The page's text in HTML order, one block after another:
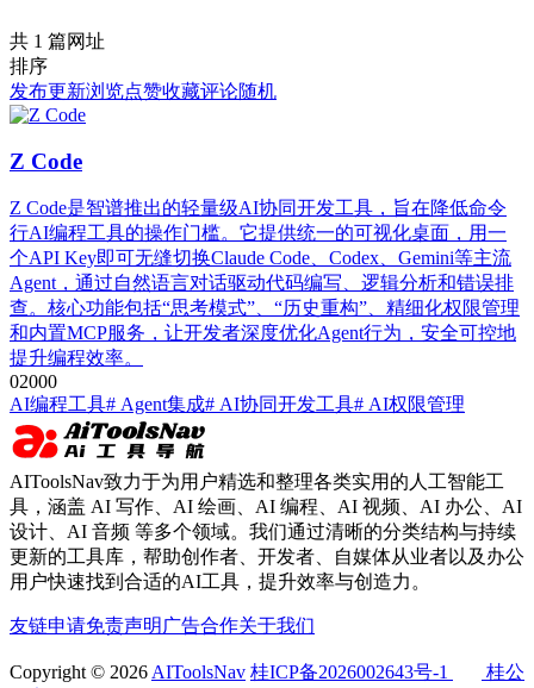
共 1 篇网址
排序
发布更新浏览点赞收藏评论随机
Z Code
Z Code是智谱推出的轻量级AI协同开发工具，旨在降低命令
行AI编程工具的操作门槛。它提供统一的可视化桌面，用一
个API Key即可无缝切换Claude Code、Codex、Gemini等主流
Agent，通过自然语言对话驱动代码编写、逻辑分析和错误排
查。核心功能包括“思考模式”、“历史重构”、精细化权限管理
和内置MCP服务，让开发者深度优化Agent行为，安全可控地
提升编程效率。
02000
AI编程工具# Agent集成# AI协同开发工具# AI权限管理
AIToolsNav致力于为用户精选和整理各类实用的人工智能工
具，涵盖 AI 写作、AI 绘画、AI 编程、AI 视频、AI 办公、AI
设计、AI 音频 等多个领域。我们通过清晰的分类结构与持续
更新的工具库，帮助创作者、开发者、自媒体从业者以及办公
用户快速找到合适的AI工具，提升效率与创造力。
友链申请免责声明 广告合作关于我们
Copyright © 2026 AIToolsNav 桂ICP备2026002643号-1
桂公